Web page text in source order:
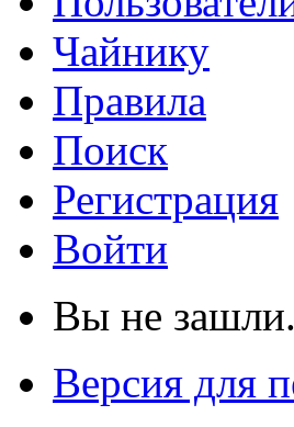
Чайнику
Правила
Поиск
Регистрация
Войти
Вы не зашли.
Версия для